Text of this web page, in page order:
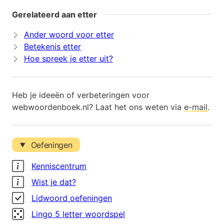
Gerelateerd aan etter
Ander woord voor etter
Betekenis etter
Hoe spreek je etter uit?
Heb je ideeën of verbeteringen voor
webwoordenboek.nl? Laat het ons weten via e-mail.
Oefeningen
Kenniscentrum
Wist je dat?
Lidwoord oefeningen
Lingo 5 letter woordspel